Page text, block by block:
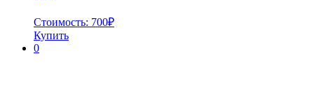
Стоимость: 700₽
Купить
0